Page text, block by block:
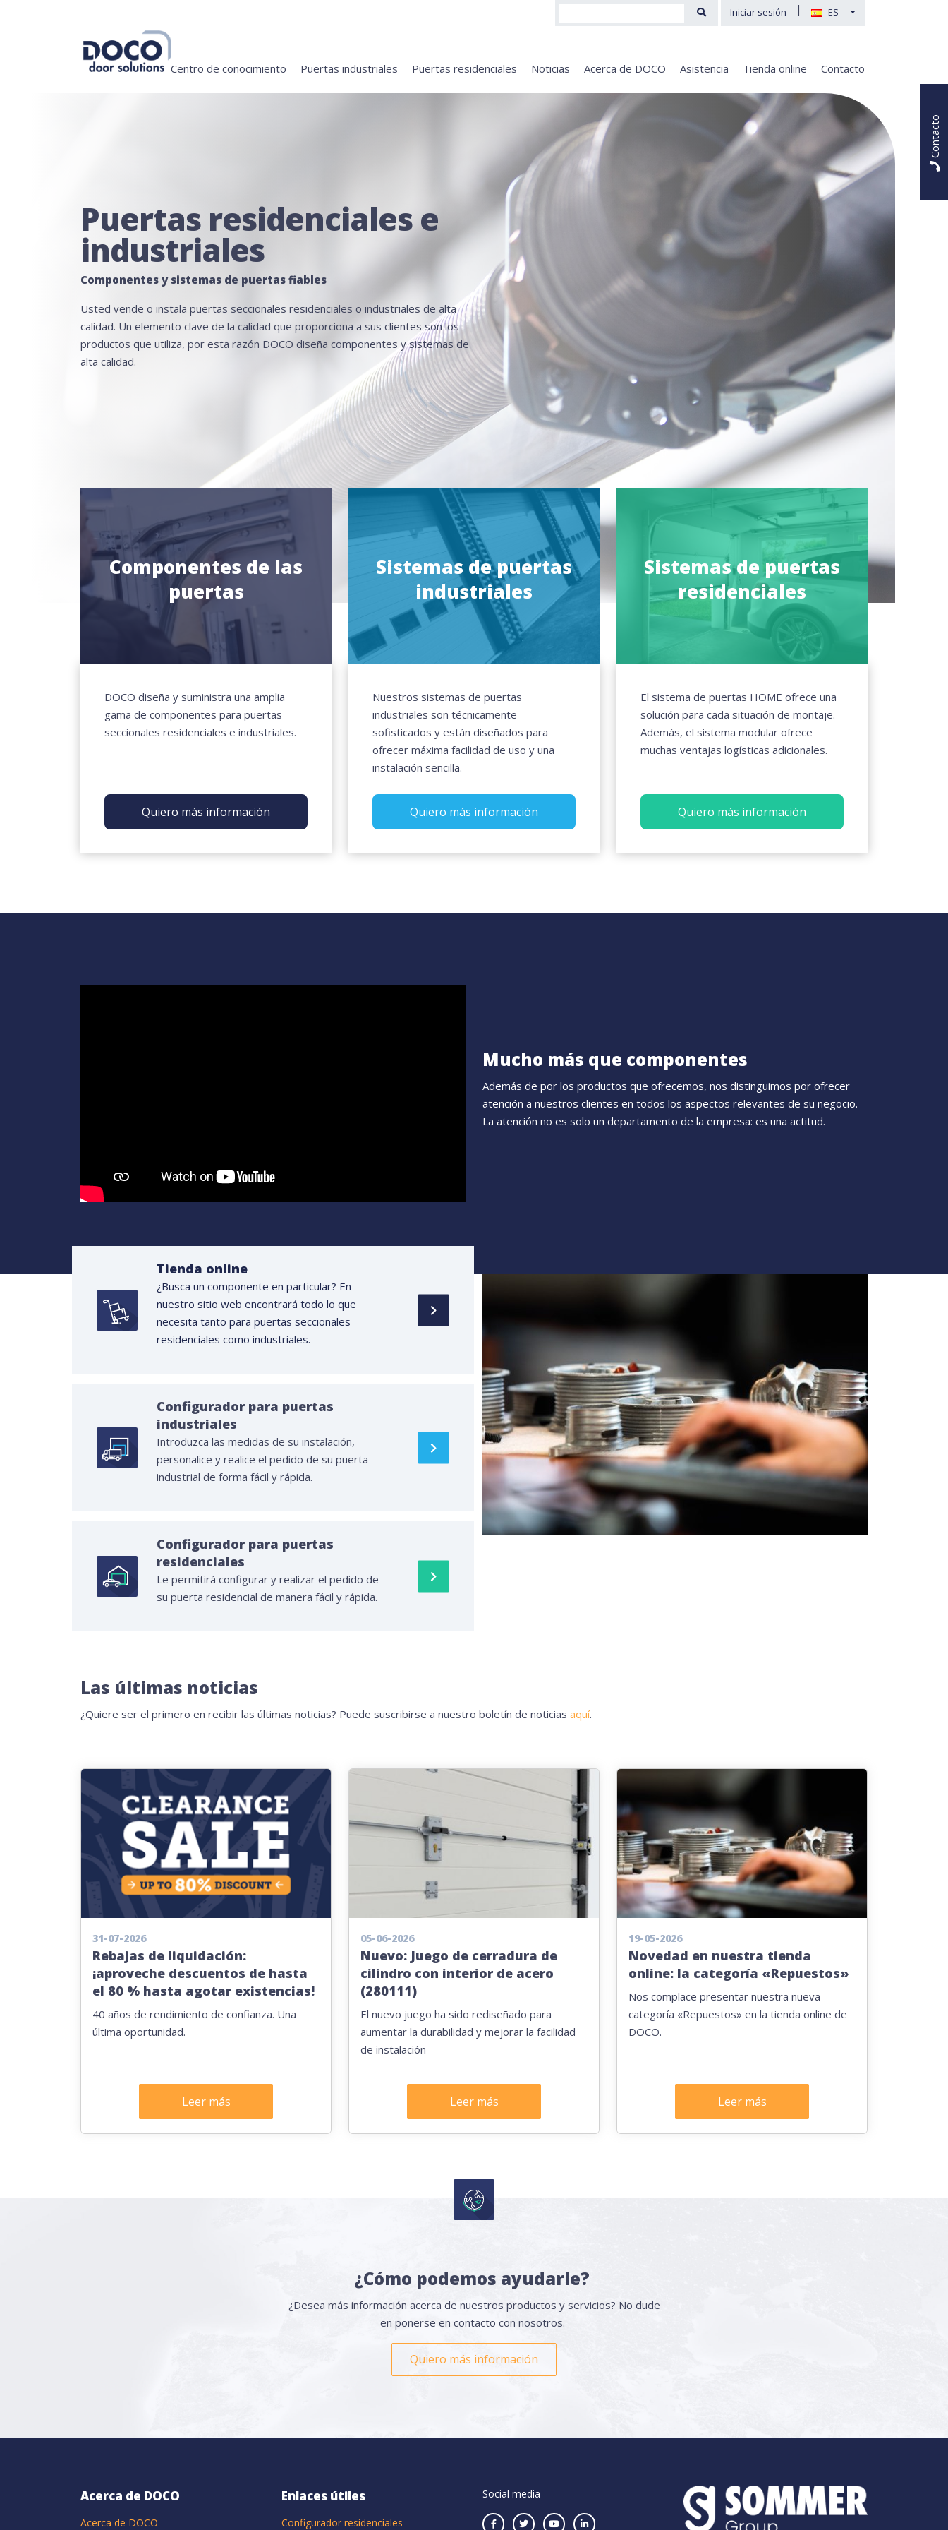
Iniciar sesión | ES
Centro de conocimiento Puertas industriales Puertas residenciales Noticias Acerca de DOCO Asistencia Tienda online Contacto
Contacto
Puertas residenciales e
industriales
Componentes y sistemas de puertas fiables
Usted vende o instala puertas seccionales residenciales o industriales de alta
calidad. Un elemento clave de la calidad que proporciona a sus clientes son los
productos que utiliza, por esta razón DOCO diseña componentes y sistemas de
alta calidad.
Componentes de las
puertas
DOCO diseña y suministra una amplia
gama de componentes para puertas
seccionales residenciales e industriales.
Quiero más información
Sistemas de puertas
industriales
Nuestros sistemas de puertas
industriales son técnicamente
sofisticados y están diseñados para
ofrecer máxima facilidad de uso y una
instalación sencilla.
Quiero más información
Sistemas de puertas
residenciales
El sistema de puertas HOME ofrece una
solución para cada situación de montaje.
Además, el sistema modular ofrece
muchas ventajas logísticas adicionales.
Quiero más información
Mucho más que componentes
Además de por los productos que ofrecemos, nos distinguimos por ofrecer
atención a nuestros clientes en todos los aspectos relevantes de su negocio.
La atención no es solo un departamento de la empresa: es una actitud.
Tienda online
¿Busca un componente en particular? En
nuestro sitio web encontrará todo lo que
necesita tanto para puertas seccionales
residenciales como industriales.
Configurador para puertas
industriales
Introduzca las medidas de su instalación,
personalice y realice el pedido de su puerta
industrial de forma fácil y rápida.
Configurador para puertas
residenciales
Le permitirá configurar y realizar el pedido de
su puerta residencial de manera fácil y rápida.
Las últimas noticias
¿Quiere ser el primero en recibir las últimas noticias? Puede suscribirse a nuestro boletín de noticias aquí.
31-07-2026
Rebajas de liquidación:
¡aproveche descuentos de hasta
el 80 % hasta agotar existencias!
40 años de rendimiento de confianza. Una
última oportunidad.
Leer más
05-06-2026
Nuevo: Juego de cerradura de
cilindro con interior de acero
(280111)
El nuevo juego ha sido rediseñado para
aumentar la durabilidad y mejorar la facilidad
de instalación
Leer más
19-05-2026
Novedad en nuestra tienda
online: la categoría «Repuestos»
Nos complace presentar nuestra nueva
categoría «Repuestos» en la tienda online de
DOCO.
Leer más
¿Cómo podemos ayudarle?
¿Desea más información acerca de nuestros productos y servicios? No dude
en ponerse en contacto con nosotros.
Quiero más información
Acerca de DOCO
Acerca de DOCO
Enlaces útiles
Configurador residenciales
Social media